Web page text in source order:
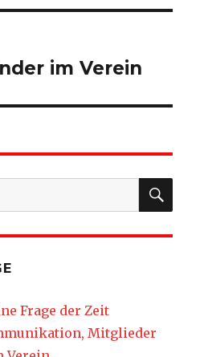
im Verein
Frage der Zeit
Mitglieder